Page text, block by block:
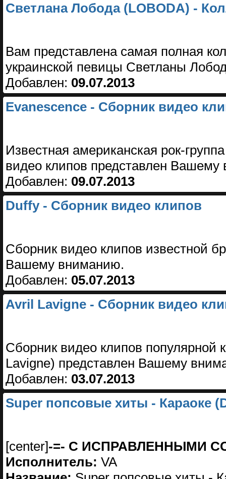
Светлана Лобода (LOBODA) -
Вам представлена самая полная
украинской певицы Светланы
Добавлен: 09.07.2013
Evanescence - Сборник видео
Известная американская рок-
видео клипов представлен
Добавлен: 09.07.2013
Duffy - Сборник видео клипов
Сборник видео клипов известной
Вашему вниманию.
Добавлен: 05.07.2013
Avril Lavigne - Сборник видео
Сборник видео клипов
Lavigne) представлен Вашему
Добавлен: 03.07.2013
Super попсовые хиты - Караоке
[center]-=- С ИСПРАВЛЕННЫМИ
Исполнитель: VA